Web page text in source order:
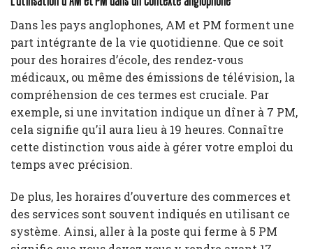
Dans les pays anglophones, AM et PM forment une
part intégrante de la vie quotidienne. Que ce soit
pour des horaires d’école, des rendez-vous
médicaux, ou même des émissions de télévision, la
compréhension de ces termes est cruciale. Par
exemple, si une invitation indique un dîner à 7 PM,
cela signifie qu’il aura lieu à 19 heures. Connaître
cette distinction vous aide à gérer votre emploi du
temps avec précision.
De plus, les horaires d’ouverture des commerces et
des services sont souvent indiqués en utilisant ce
système. Ainsi, aller à la poste qui ferme à 5 PM